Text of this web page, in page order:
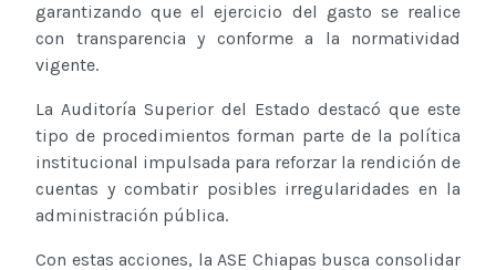
garantizando que el ejercicio del gasto se realice
con transparencia y conforme a la normatividad
vigente.
La Auditoría Superior del Estado destacó que este
tipo de procedimientos forman parte de la política
institucional impulsada para reforzar la rendición de
cuentas y combatir posibles irregularidades en la
administración pública.
Con estas acciones, la ASE Chiapas busca consolidar